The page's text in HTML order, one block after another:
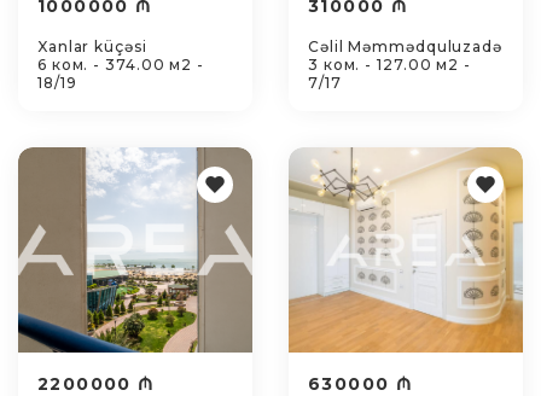
1000000 ₼
Xanlar küçəsi
6 ком. - 374.00 м2 -
18/19
310000 ₼
Cəlil Məmmədquluzadə
3 ком. - 127.00 м2 -
7/17
2200000 ₼ 630000 ₼